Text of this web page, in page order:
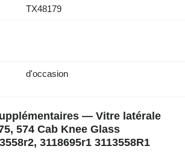
TX48179
d'occasion
— Vitre latérale
574 Cab Knee Glass
3118695r1 3113558R1